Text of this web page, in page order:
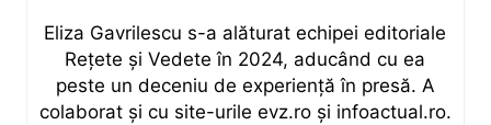
Eliza Gavrilescu s-a alăturat echipei editoriale
Rețete şi Vedete în 2024, aducând cu ea
peste un deceniu de experiență în presă. A
colaborat și cu site-urile evz.ro și infoactual.ro.